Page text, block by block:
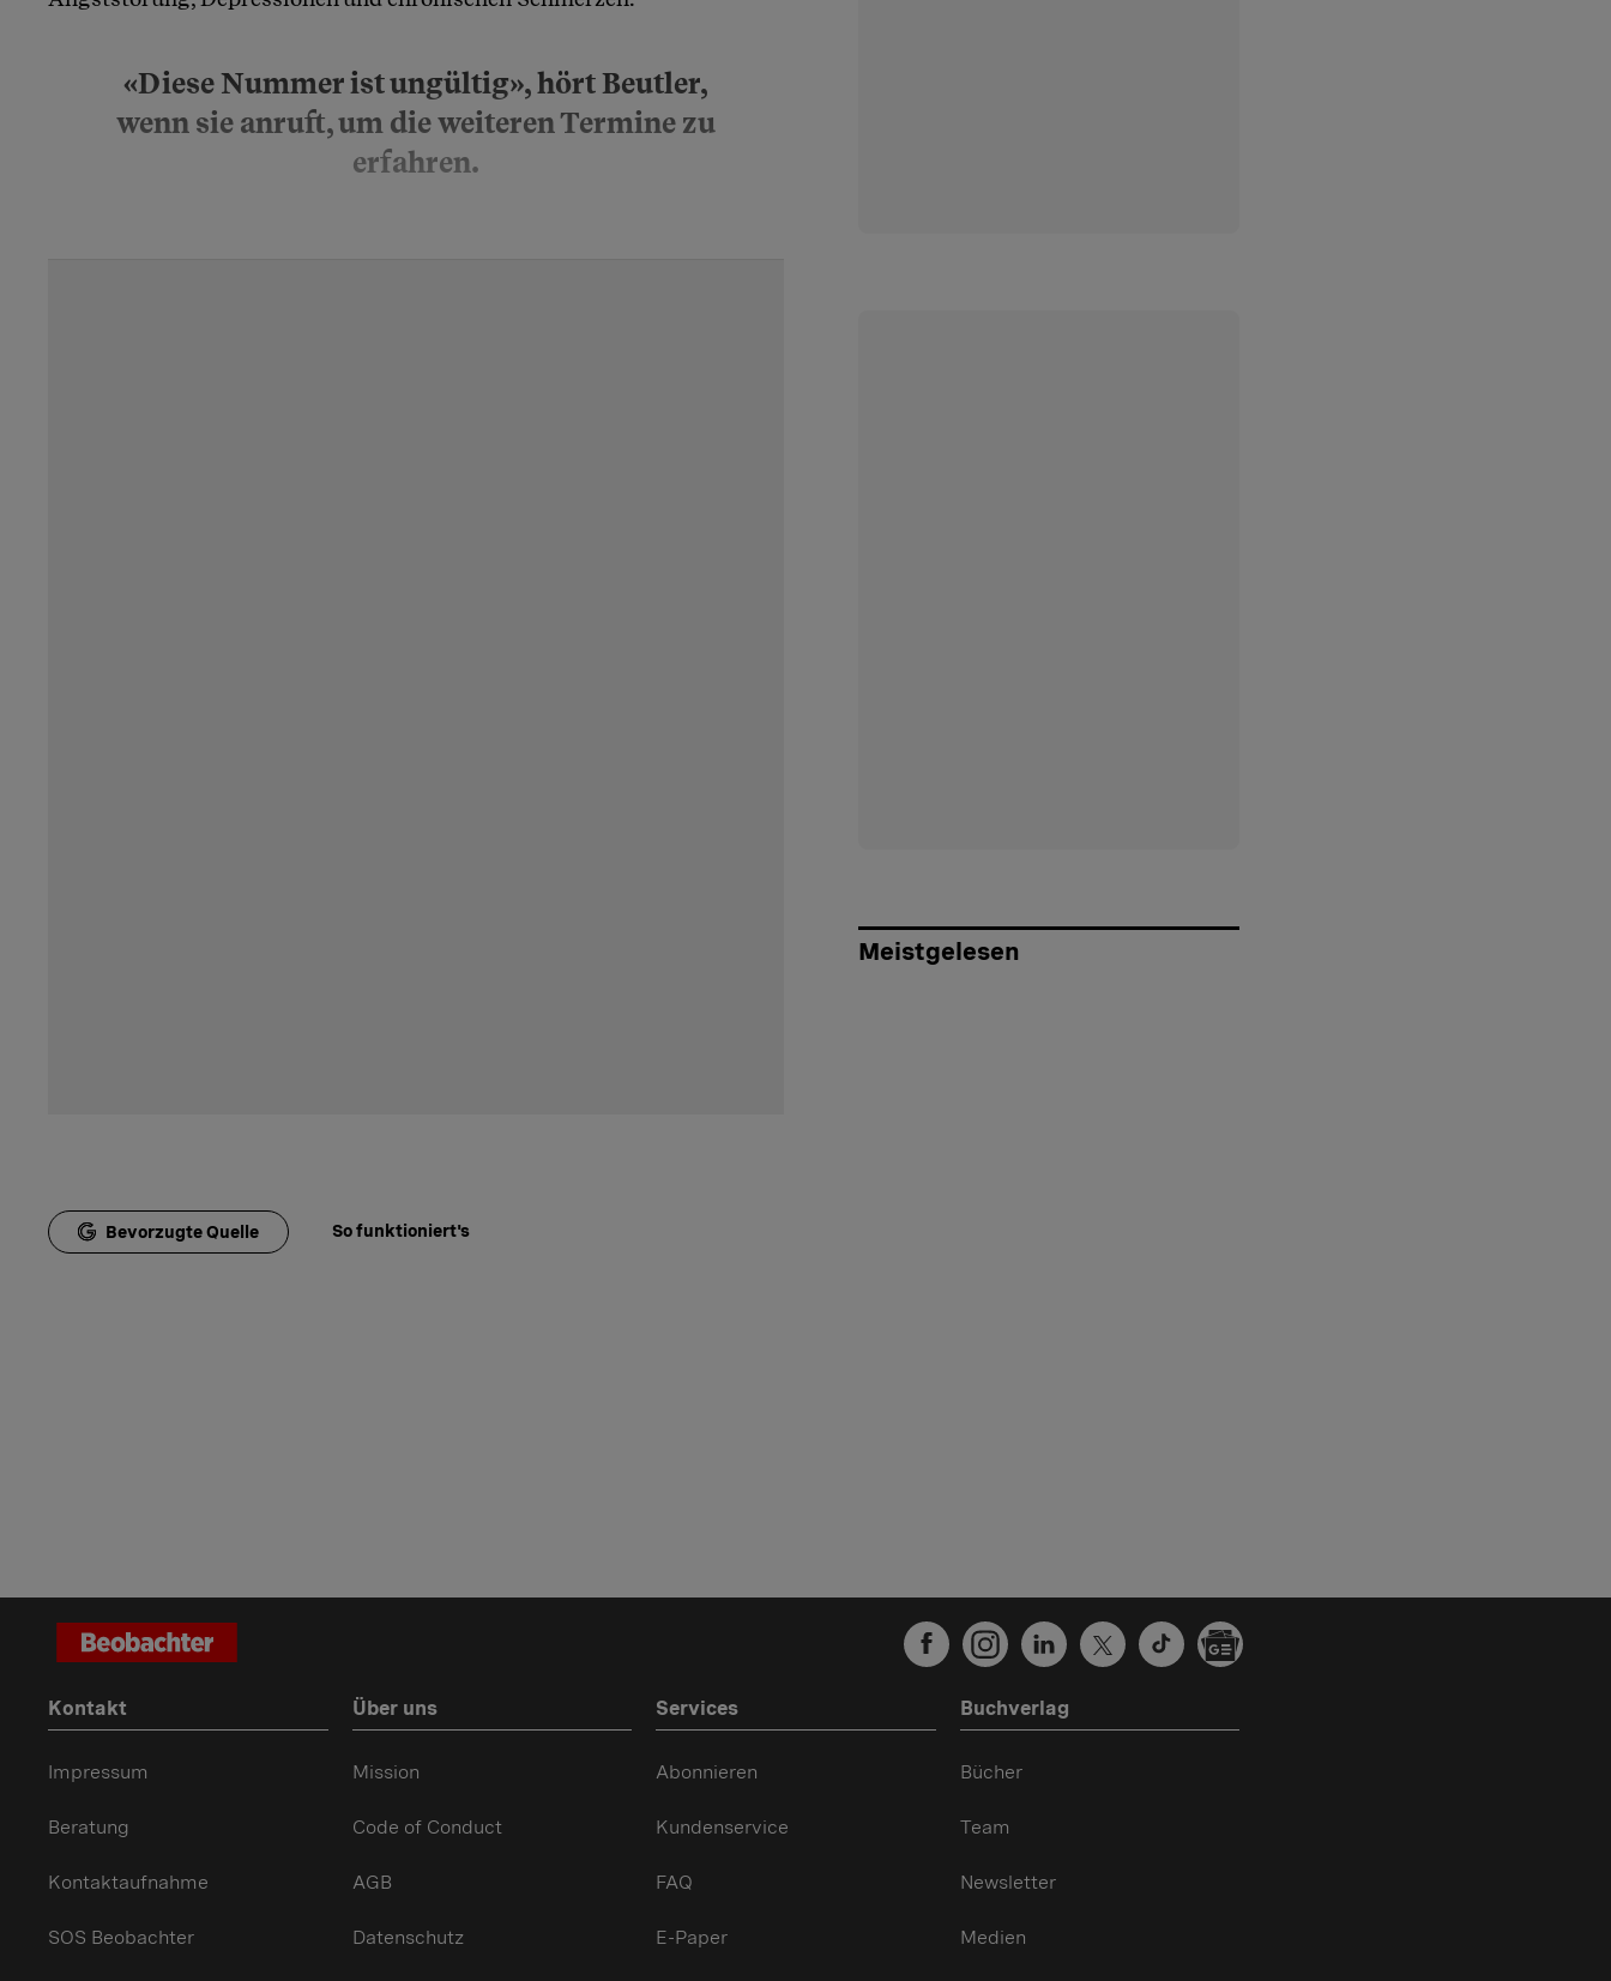
«Diese Nummer ist ungültig», hört Beutler,
wenn sie anruft, um die weiteren Termine zu
erfahren.
Bevorzugte Quelle So funktioniert's
Meistgelesen
Kontakt
Impressum
Beratung
Kontaktaufnahme
SOS Beobachter
Über uns
Mission
Code of Conduct
AGB
Datenschutz
Services
Abonnieren
Kundenservice
FAQ
E-Paper
Buchverlag
Bücher
Team
Newsletter
Medien